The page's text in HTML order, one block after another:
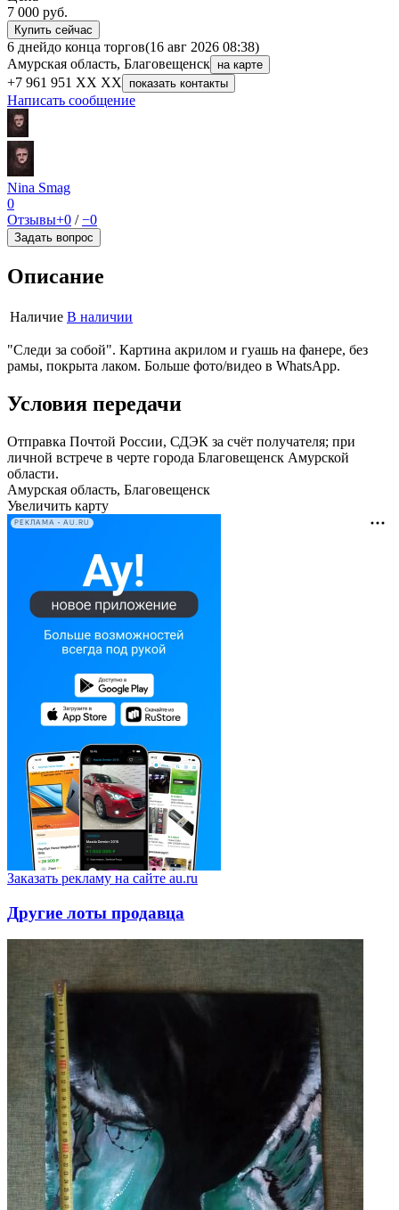
7 000 руб.
Купить сейчас
6 днейдо конца торгов(16 авг 2026 08:38)
Амурская область, Благовещенск на карте
+7 961 951 XX XX показать контакты
Написать сообщение
Nina Smag
0
Отзывы+0 /−0
Задать вопрос
Описание
Наличие В наличии
"Следи за собой". Картина акрилом и гуашь на фанере, без
рамы, покрыта лаком. Больше фото/видео в WhatsApp.
Условия передачи
Отправка Почтой России, СДЭК за счёт получателя; при
личной встрече в черте города Благовещенск Амурской
области.
Амурская область, Благовещенск
Увеличить карту
РЕКЛАМА • AU.RU
Заказать рекламу на сайте au.ru
Другие лоты продавца